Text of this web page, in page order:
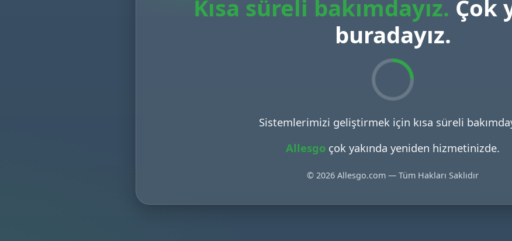
Kısa süreli bakımdayız. Çok
buradayız.
Sistemlerimizi geliştirmek için kısa süreli
Allesgo çok yakında yeniden hizmetinizde.
© 2026 Allesgo.com — Tüm Hakları Saklıdır